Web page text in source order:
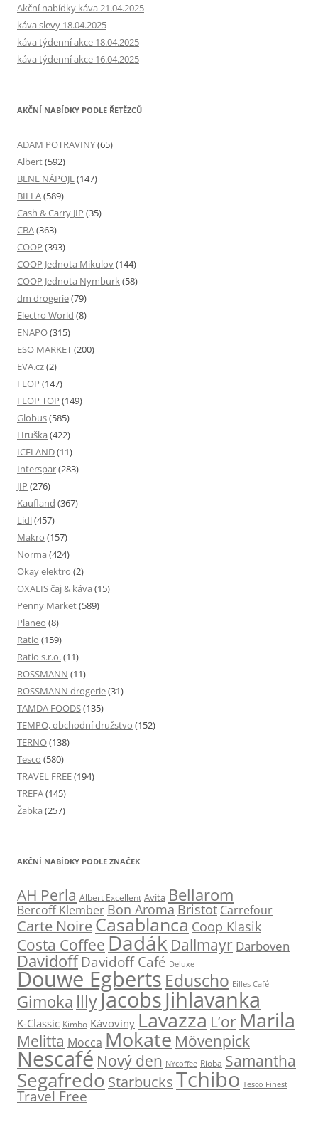
Akční nabídky káva 21.04.2025
káva slevy 18.04.2025
káva týdenní akce 18.04.2025
káva týdenní akce 16.04.2025
AKČNÍ NABÍDKY PODLE ŘETĚZCŮ
ADAM POTRAVINY(65)
Albert(592)
BENE NÁPOJE(147)
BILLA(589)
Cash & Carry JIP (35)
CBA(363)
COOP (393)
COOP Jednota Mikulov(144)
COOP Jednota Nymburk(58)
dm drogerie(79)
Electro World (8)
ENAPO(315)
ESO MARKET(200)
EVA.cz(2)
FLOP (147)
FLOP TOP (149)
Globus(585)
Hruška (422)
ICELAND(11)
Interspar(283)
JIP (276)
Kaufland (367)
Lidl(457)
Makro (157)
Norma (424)
Okay elektro (2)
OXALIS čaj & káva (15)
Penny Market(589)
Planeo (8)
Ratio (159)
Ratio s.r.o.(11)
ROSSMANN (11)
ROSSMANN drogerie(31)
TAMDA FOODS(135)
TEMPO, obchodní družstvo (152)
TERNO(138)
Tesco (580)
TRAVEL FREE(194)
TREFA(145)
Žabka (257)
AKČNÍ NABÍDKY PODLE ZNAČEK
AH Perla Albert Excellent Avita Bellarom
Bercoff Klember Bon AromaBristot Carrefour
Carte NoireCasablanca Coop Klasik
Costa CoffeeDadák Dallmayr Darboven
Davidoff Davidoff Café Deluxe
Douwe Egberts Eduscho Eilles Café
Gimoka IllyJacobsJihlavanka
K-Classic Kimbo Kávoviny Lavazza L’or Marila
Melitta Mocca Mokate Mövenpick
Nescafé Nový den NYcoffee Rioba Samantha
Segafredo StarbucksTchibo Tesco Finest
Travel Free